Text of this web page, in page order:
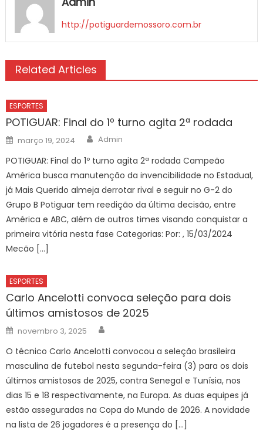
http://potiguardemossoro.com.br
Related Articles
ESPORTES
POTIGUAR: Final do 1º turno agita 2ª rodada
Posted
on
março 19, 2024 Author
Admin
POTIGUAR: Final do 1º turno agita 2ª rodada Campeão
América busca manutenção da invencibilidade no Estadual,
já Mais Querido almeja derrotar rival e seguir no G-2 do
Grupo B Potiguar tem reedição da última decisão, entre
América e ABC, além de outros times visando conquistar a
primeira vitória nesta fase Categorias: Por: , 15/03/2024
Mecão […]
ESPORTES
Carlo Ancelotti convoca seleção para dois
últimos amistosos de 2025
Posted
on
novembro 3, 2025
O técnico Carlo Ancelotti convocou a seleção brasileira
masculina de futebol nesta segunda-feira (3) para os dois
últimos amistosos de 2025, contra Senegal e Tunísia, nos
dias 15 e 18 respectivamente, na Europa. As duas equipes já
estão asseguradas na Copa do Mundo de 2026. A novidade
na lista de 26 jogadores é a presença do […]